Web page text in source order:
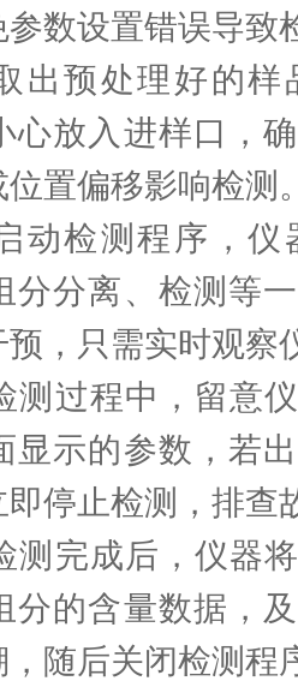
数设置错误导致
预处理好的样
心放入进样口，
置偏移影响检测
检测程序，仪
分分离、检测等
，只需实时观察
过程中，留意仪
显示的参数，若
即停止检测，排查
完成后，仪器将
分的含量数据，
随后关闭检测程